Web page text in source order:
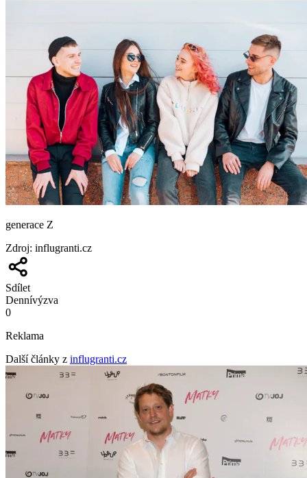
generace Z
Zdroj: influgranti.cz
Sdílet
Dennívýzva
0
Reklama
Další články z influgranti.cz